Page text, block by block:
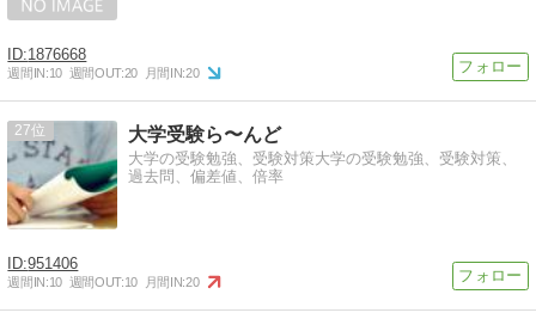
1876668
週間IN:10 週間OUT:20 月間IN:20
27 大学受験ら〜んど
大学の受験勉強、受験対策大学の受験勉強、受験対策、
過去問、偏差値、倍率
951406
週間IN:10 週間OUT:10 月間IN:20